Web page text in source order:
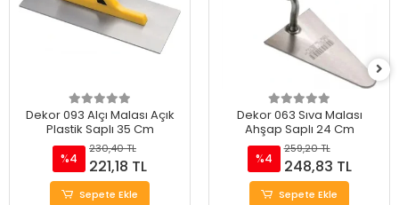
Dekor 093 Alçı Malası Açık
Plastik Saplı 35 Cm
%4
230,40 TL
221,18 TL
Sepete Ekle
Dekor 063 Sıva Malası
Ahşap Saplı 24 Cm
%4
259,20 TL
248,83 TL
Sepete Ekle